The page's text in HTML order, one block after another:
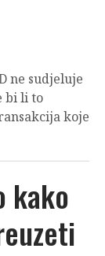
ne sudjeluje
bi li to
koje
kako